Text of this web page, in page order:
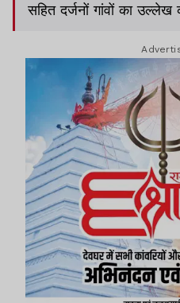
सहित दर्जनों गांवों का